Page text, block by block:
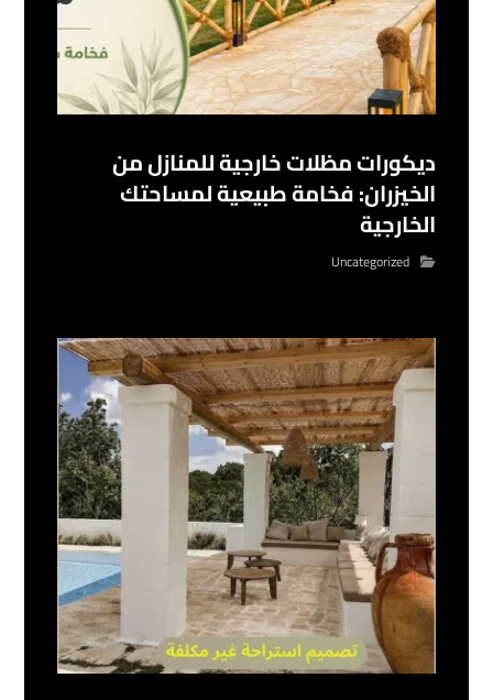
ديكورات مظلات خارجية للمنازل من
الخيزران: فخامة طبيعية لمساحتك
الخارجية
Uncategorized